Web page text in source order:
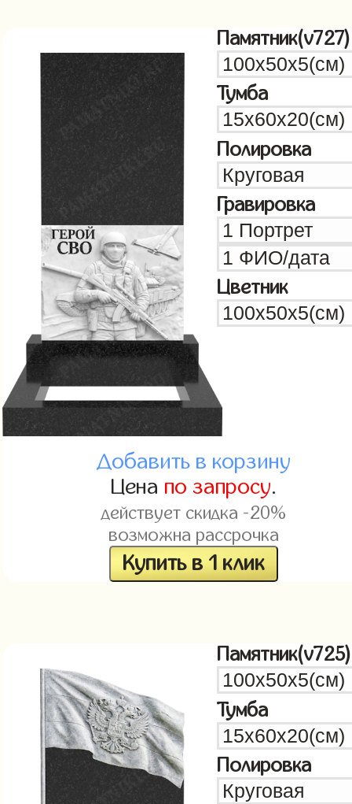
Памятник(v727)
Тумба
Полировка
Гравировка
Цветник
Добавить в корзину
Цена по запросу.
действует скидка -20%
возможна рассрочка
Купить в 1 клик
Памятник(v725)
Тумба
Полировка